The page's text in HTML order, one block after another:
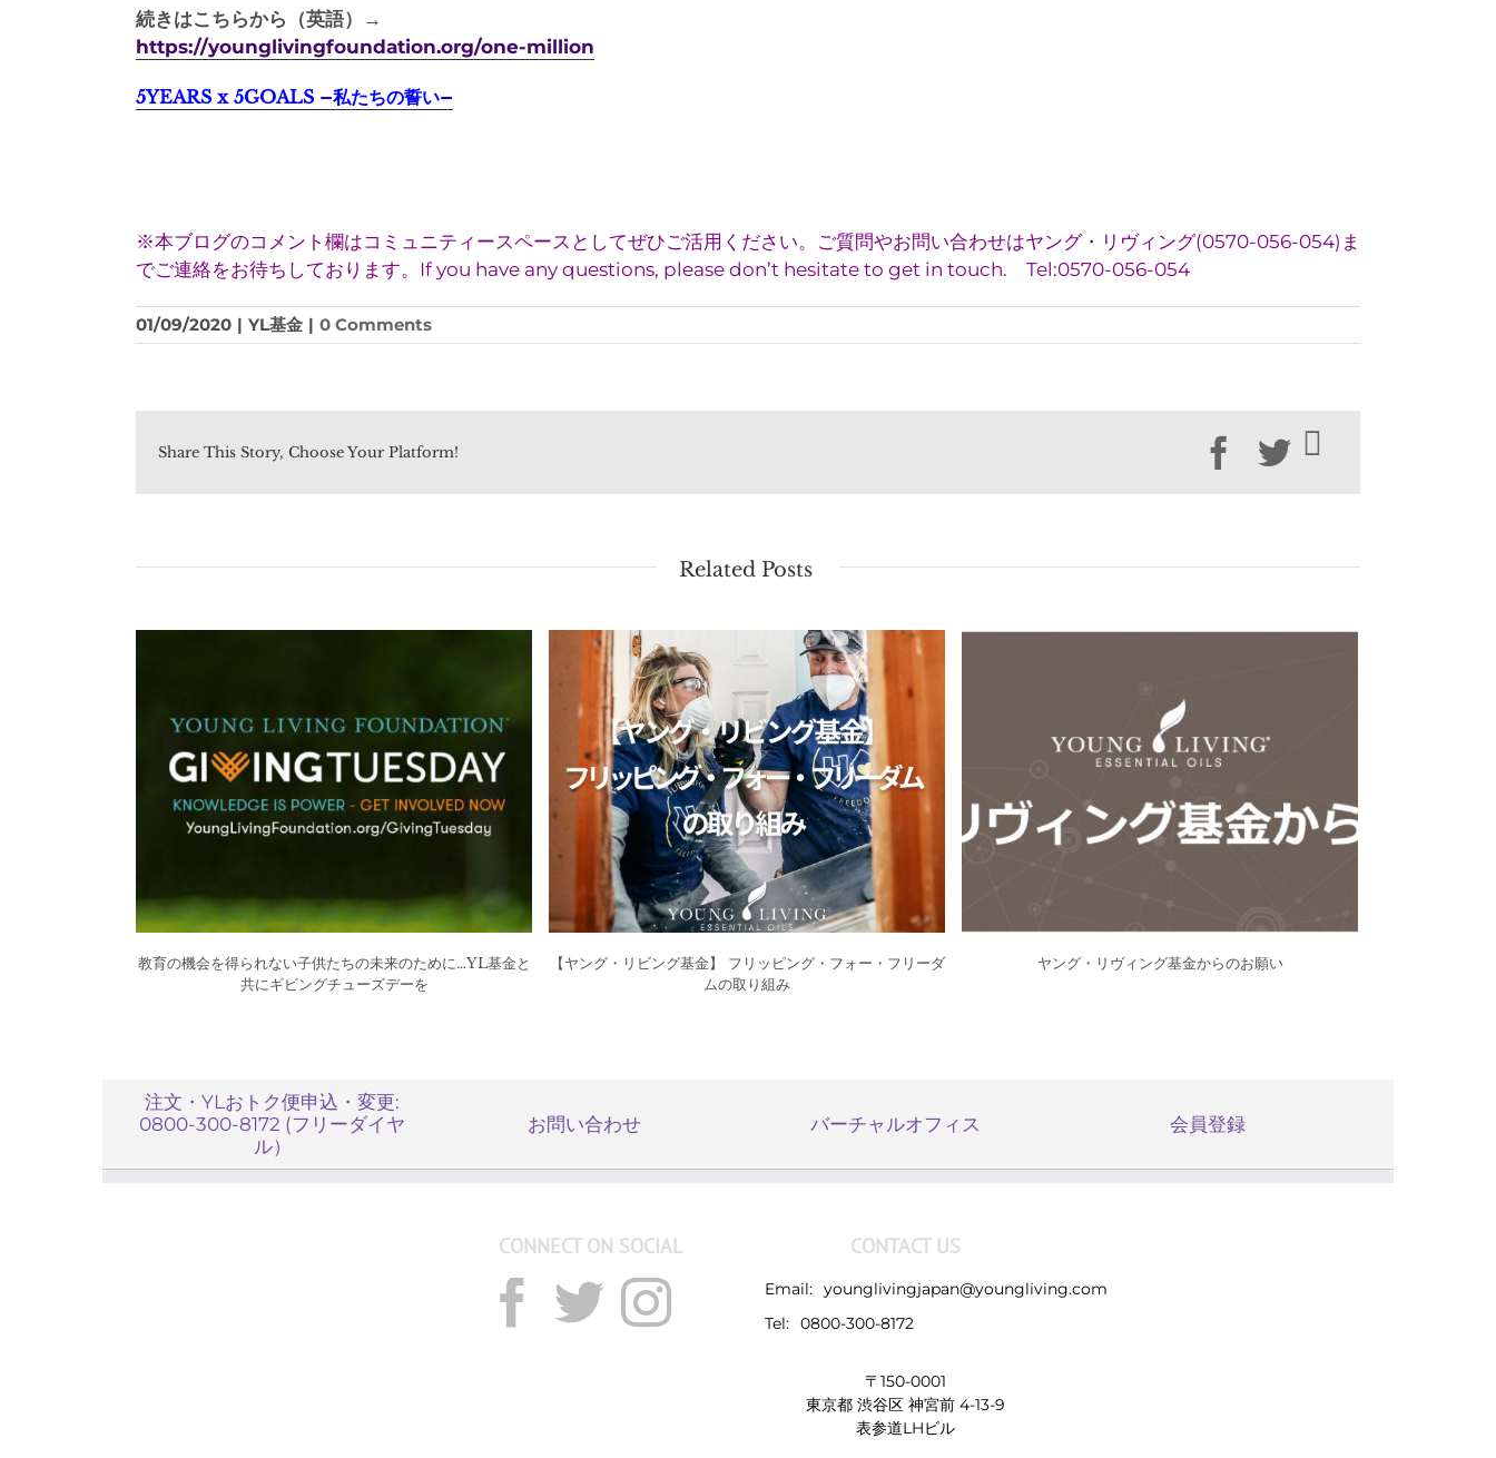
続きはこちらから（英語）→
https://younglivingfoundation.org/one-million
5YEARS x 5GOALS –私たちの誓い–
※本ブログのコメント欄はコミュニティースペースとしてぜひご活用ください。ご質問やお問い合わせはヤング・リヴィング(0570-056-054)ま
でご連絡をお待ちしております。If you have any questions, please don’t hesitate to get in touch. Tel:0570-056-054
01/09/2020 | YL基金 | 0 Comments
Share This Story, Choose Your Platform! Facebook
Twitter
Related Posts
教育の機会を得られない子供たちの未来のために…YL基金と
共にギビングチューズデーを
【ヤング・リビング基金】 フリッピング・フォー・フリーダ
ムの取り組み
ヤング・リヴィング基金からのお願い
注文・YLおトク便申込・変更:
0800-300-8172 (フリーダイヤ
ル）
お問い合わせ バーチャルオフィス 会員登録
CONNECT ON SOCIAL CONTACT US
Email: younglivingjapan@youngliving.com
Tel: 0800-300-8172
〒150-0001
東京都 渋谷区 神宮前 4-13-9
表参道LHビル